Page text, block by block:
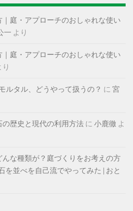
庭・アプローチのおしゃれな使い
一 より
庭・アプローチのおしゃれな使い
り
ルタル、どうやって扱うの？ に 宮
歴史と現代の利用方法 に 小鹿徹 よ
な種類が？庭づくりをお考えの方
を並べを自己流でやってみた | おと